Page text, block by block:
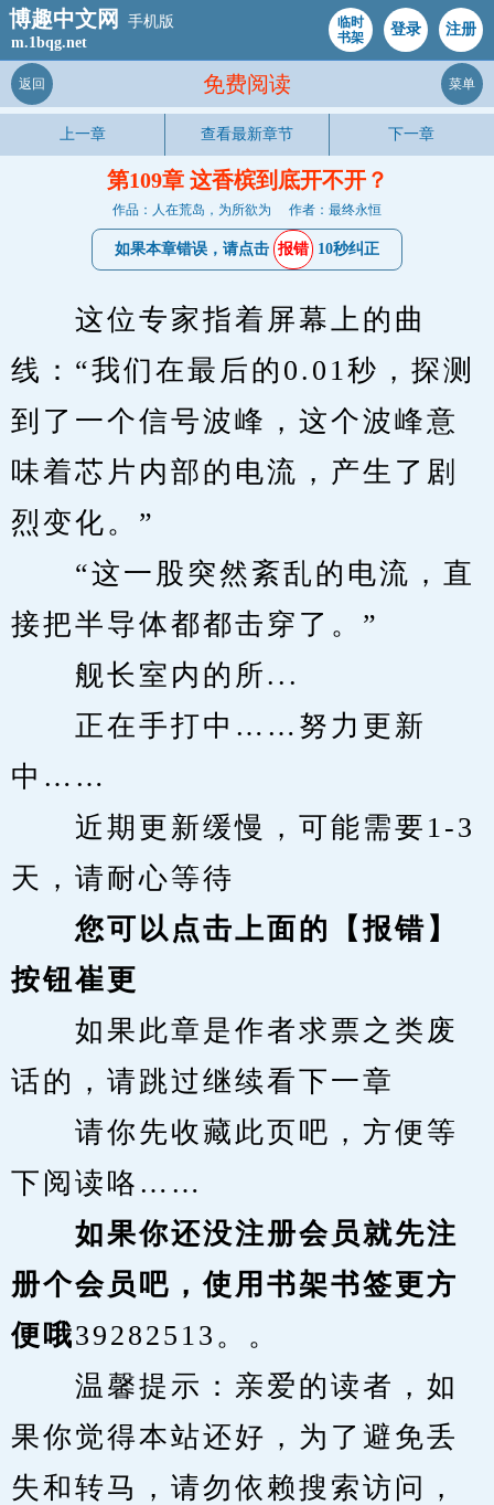
博趣中文网
手机版
m.1bqg.net
临时
书架
登录 注册
免费阅读
返回 菜单
上一章 查看最新章节 下一章
第109章 这香槟到底开不开？
作品：人在荒岛，为所欲为 作者：最终永恒
如果本章错误，请点击 报错 10秒纠正
这位专家指着屏幕上的曲
线：“我们在最后的0.01秒，探测
到了一个信号波峰，这个波峰意
味着芯片内部的电流，产生了剧
烈变化。”
“这一股突然紊乱的电流，直
接把半导体都都击穿了。”
舰长室内的所...
正在手打中……努力更新
中……
近期更新缓慢，可能需要1-3
天，请耐心等待
您可以点击上面的【报错】
按钮崔更
如果此章是作者求票之类废
话的，请跳过继续看下一章
请你先收藏此页吧，方便等
下阅读咯……
如果你还没注册会员就先注
册个会员吧，使用书架书签更方
便哦39282513。。
温馨提示：亲爱的读者，如
果你觉得本站还好，为了避免丢
失和转马，请勿依赖搜索访问，